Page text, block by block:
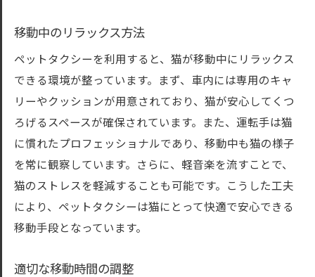
移動中のリラックス方法
ペットタクシーを利用すると、猫が移動中にリラックス
できる環境が整っています。まず、車内には専用のキャ
リーやクッションが用意されており、猫が安心してくつ
ろげるスペースが確保されています。また、運転手は猫
に慣れたプロフェッショナルであり、移動中も猫の様子
を常に観察しています。さらに、軽音楽を流すことで、
猫のストレスを軽減することも可能です。こうした工夫
により、ペットタクシーは猫にとって快適で安心できる
移動手段となっています。
適切な移動時間の調整